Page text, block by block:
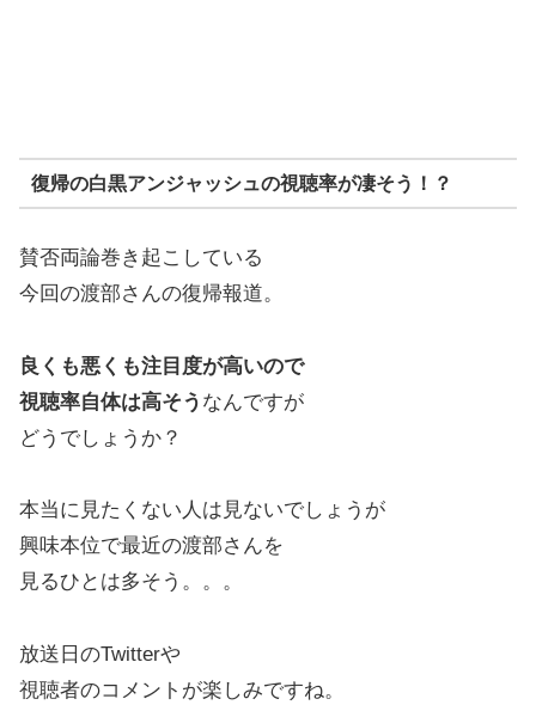
復帰の白黒アンジャッシュの視聴率が凄そう！？
賛否両論巻き起こしている
今回の渡部さんの復帰報道。
良くも悪くも注目度が高いので
視聴率自体は高そう なんですが
どうでしょうか？
本当に見たくない人は見ないでしょうが
興味本位で最近の渡部さんを
見るひとは多そう。。。
放送日のTwitterや
視聴者のコメントが楽しみですね。